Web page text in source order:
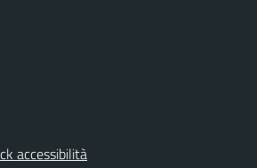
accessibilità